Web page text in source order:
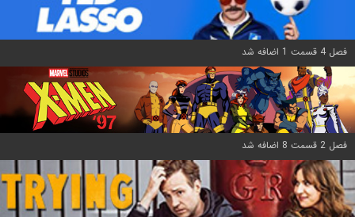
فصل 4 قسمت 1 اضافه شد
فصل 2 قسمت 8 اضافه شد